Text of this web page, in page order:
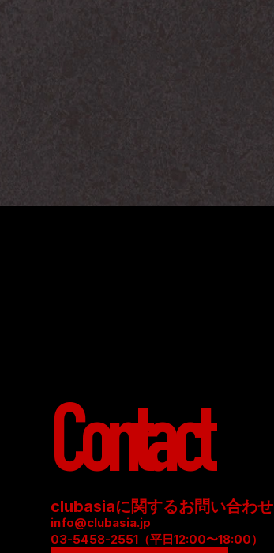
Contact
clubasiaに関するお問い合わせ
info@clubasia.jp
03-5458-2551（平日12:00〜18:00）